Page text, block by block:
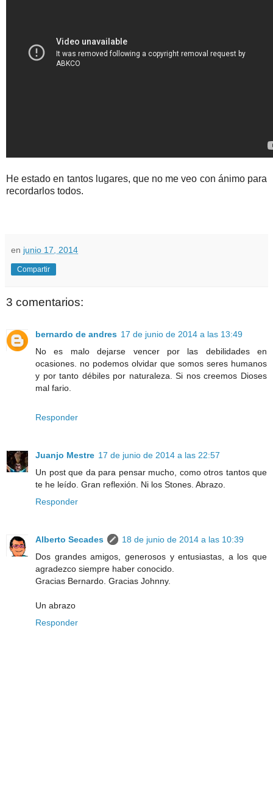
He estado en tantos lugares, que no me veo con ánimo para
recordarlos todos.
en junio 17, 2014
Compartir
3 comentarios:
bernardo de andres 17 de junio de 2014 a las 13:49
No es malo dejarse vencer por las debilidades en
ocasiones. no podemos olvidar que somos seres humanos
y por tanto débiles por naturaleza. Si nos creemos Dioses
mal fario.
Responder
Juanjo Mestre 17 de junio de 2014 a las 22:57
Un post que da para pensar mucho, como otros tantos que
te he leído. Gran reflexión. Ni los Stones. Abrazo.
Responder
Alberto Secades
18 de junio de 2014 a las 10:39
Dos grandes amigos, generosos y entusiastas, a los que
agradezco siempre haber conocido.
Gracias Bernardo. Gracias Johnny.
Un abrazo
Responder